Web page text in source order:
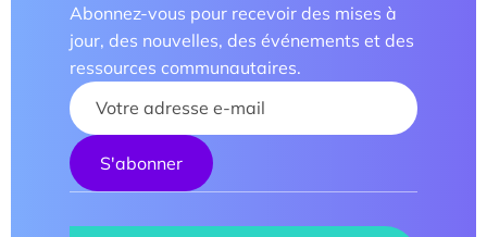
Abonnez-vous pour recevoir des mises à
jour, des nouvelles, des événements et des
ressources communautaires.
Your name :